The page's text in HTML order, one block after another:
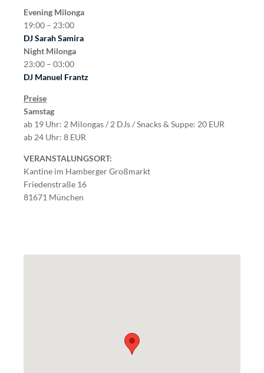
Evening Milonga
19:00 – 23:00
DJ Sarah Samira
Night Milonga
23:00 – 03:00
DJ Manuel Frantz
Preise
Samstag
ab 19 Uhr: 2 Milongas / 2 DJs / Snacks & Suppe: 20 EUR
ab 24 Uhr: 8 EUR
VERANSTALUNGSORT:
Kantine im Hamberger Großmarkt
Friedenstraße 16
81671 München